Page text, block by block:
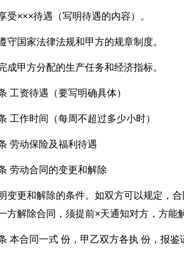
受×××待遇（写明待遇的内容）。
守国家法律法规和甲方的规章制度。
成甲方分配的生产任务和经济指标。
工资待遇（要写明确具体）
工作时间（每周不超过多少小时）
劳动保险及福利待遇
劳动合同的变更和解除
明变更和解除的条件。如双方可以规定，
方解除合同，须提前×天通知对方，方能
本合同一式 份，甲乙双方各执 份，报